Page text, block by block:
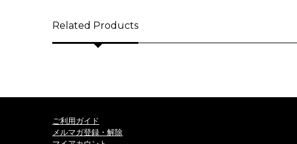
Related Products
ご利用ガイド
メルマガ登録・解除